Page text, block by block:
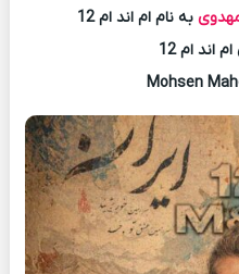
به نام ام اند ام 12
ام 12
Mohsen